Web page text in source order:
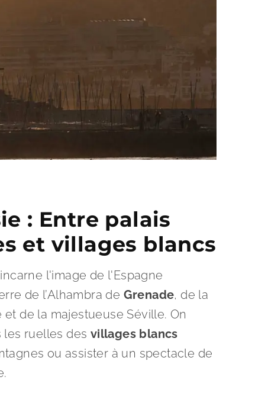
: Entre palais
et villages blancs
incarne l'image de l'Espagne
de l’Alhambra de Grenade, de la
de la majestueuse Séville. On
les ruelles des villages blancs
ou assister à un spectacle de